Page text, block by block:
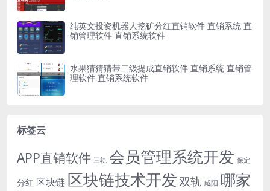
纯英文投资机器人挖矿分红直销软件 直销系统 直
销管理软件 直销系统软件
水果猜猜猜带二级提成直销软件 直销系统 直销管
理软件 直销系统软件
标签云
APP直销软件 三轨 会员管理系统开发 保定
分红 区块链 区块链技术开发 双轨 咸阳 哪家